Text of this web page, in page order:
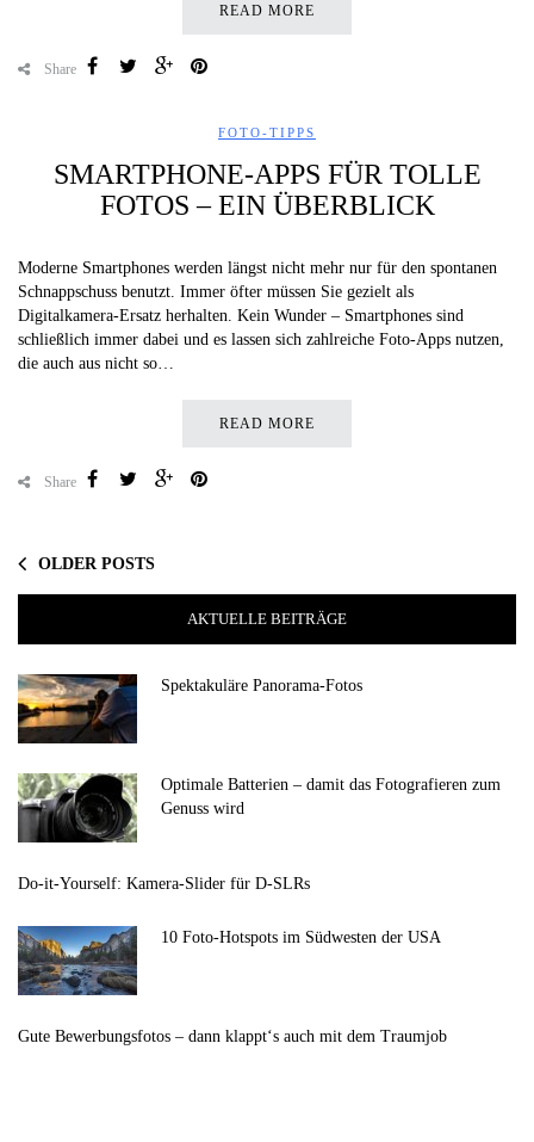
READ MORE
Share
FOTO-TIPPS
SMARTPHONE-APPS FÜR TOLLE
FOTOS – EIN ÜBERBLICK
Moderne Smartphones werden längst nicht mehr nur für den spontanen
Schnappschuss benutzt. Immer öfter müssen Sie gezielt als
Digitalkamera-Ersatz herhalten. Kein Wunder – Smartphones sind
schließlich immer dabei und es lassen sich zahlreiche Foto-Apps nutzen,
die auch aus nicht so…
READ MORE
Share
OLDER POSTS
AKTUELLE BEITRÄGE
Spektakuläre Panorama-Fotos
Optimale Batterien – damit das Fotografieren zum
Genuss wird
Do-it-Yourself: Kamera-Slider für D-SLRs
10 Foto-Hotspots im Südwesten der USA
Gute Bewerbungsfotos – dann klappt‘s auch mit dem Traumjob